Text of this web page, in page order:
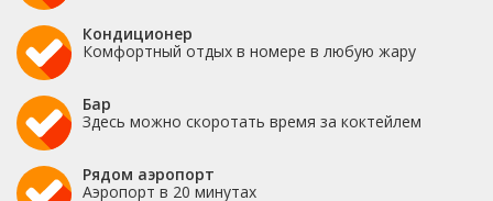
Кондиционер
Комфортный отдых в номере в любую жару
Бар
Здесь можно скоротать время за коктейлем
Рядом аэропорт
Аэропорт в 20 минутах